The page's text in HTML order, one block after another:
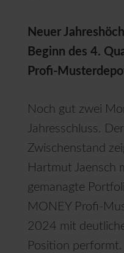
Neuer
Beginn des 4.
Profi-
Noch gut zwei
Jahresschluss.
Zwischenstand
Hartmut Jaensch
gemanagte
MONEY Profi-
2024 mit
Position performt.